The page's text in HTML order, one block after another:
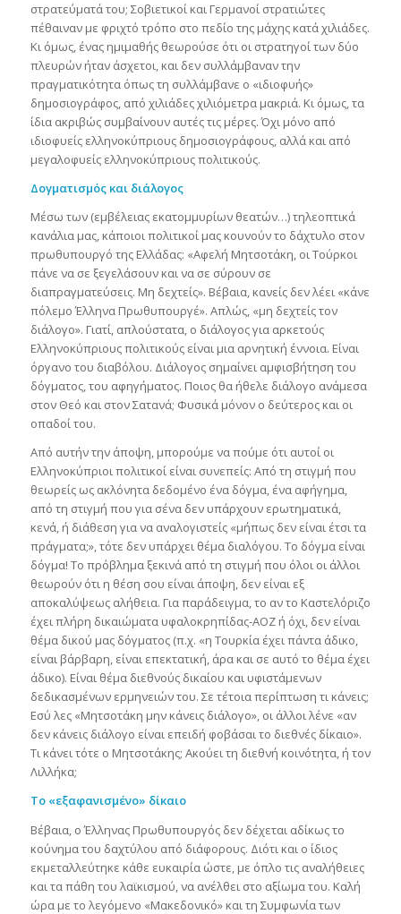
στρατεύματά του; Σοβιετικοί και Γερμανοί στρατιώτες
πέθαιναν με φριχτό τρόπο στο πεδίο της μάχης κατά χιλιάδες.
Κι όμως, ένας ημιμαθής θεωρούσε ότι οι στρατηγοί των δύο
πλευρών ήταν άσχετοι, και δεν συλλάμβαναν την
πραγματικότητα όπως τη συλλάμβανε ο «ιδιοφυής»
δημοσιογράφος, από χιλιάδες χιλιόμετρα μακριά. Κι όμως, τα
ίδια ακριβώς συμβαίνουν αυτές τις μέρες. Όχι μόνο από
ιδιοφυείς ελληνοκύπριους δημοσιογράφους, αλλά και από
μεγαλοφυείς ελληνοκύπριους πολιτικούς.
Δογματισμός και διάλογος
Μέσω των (εμβέλειας εκατομμυρίων θεατών…) τηλεοπτικά
κανάλια μας, κάποιοι πολιτικοί μας κουνούν το δάχτυλο στον
πρωθυπουργό της Ελλάδας: «Αφελή Μητσοτάκη, οι Τούρκοι
πάνε να σε ξεγελάσουν και να σε σύρουν σε
διαπραγματεύσεις. Μη δεχτείς». Βέβαια, κανείς δεν λέει «κάνε
πόλεμο Έλληνα Πρωθυπουργέ». Απλώς, «μη δεχτείς τον
διάλογο». Γιατί, απλούστατα, ο διάλογος για αρκετούς
Ελληνοκύπριους πολιτικούς είναι μια αρνητική έννοια. Είναι
όργανο του διαβόλου. Διάλογος σημαίνει αμφισβήτηση του
δόγματος, του αφηγήματος. Ποιος θα ήθελε διάλογο ανάμεσα
στον Θεό και στον Σατανά; Φυσικά μόνον ο δεύτερος και οι
οπαδοί του.
Από αυτήν την άποψη, μπορούμε να πούμε ότι αυτοί οι
Ελληνοκύπριοι πολιτικοί είναι συνεπείς: Από τη στιγμή που
θεωρείς ως ακλόνητα δεδομένο ένα δόγμα, ένα αφήγημα,
από τη στιγμή που για σένα δεν υπάρχουν ερωτηματικά,
κενά, ή διάθεση για να αναλογιστείς «μήπως δεν είναι έτσι τα
πράγματα;», τότε δεν υπάρχει θέμα διαλόγου. Το δόγμα είναι
δόγμα! Το πρόβλημα ξεκινά από τη στιγμή που όλοι οι άλλοι
θεωρούν ότι η θέση σου είναι άποψη, δεν είναι εξ
αποκαλύψεως αλήθεια. Για παράδειγμα, το αν το Καστελόριζο
έχει πλήρη δικαιώματα υφαλοκρηπίδας-ΑΟΖ ή όχι, δεν είναι
θέμα δικού μας δόγματος (π.χ. «η Τουρκία έχει πάντα άδικο,
είναι βάρβαρη, είναι επεκτατική, άρα και σε αυτό το θέμα έχει
άδικο). Είναι θέμα διεθνούς δικαίου και υφιστάμενων
δεδικασμένων ερμηνειών του. Σε τέτοια περίπτωση τι κάνεις;
Εσύ λες «Μητσοτάκη μην κάνεις διάλογο», οι άλλοι λένε «αν
δεν κάνεις διάλογο είναι επειδή φοβάσαι το διεθνές δίκαιο».
Τι κάνει τότε ο Μητσοτάκης; Ακούει τη διεθνή κοινότητα, ή τον
Λιλλήκα;
Το «εξαφανισμένο» δίκαιο
Βέβαια, ο Έλληνας Πρωθυπουργός δεν δέχεται αδίκως το
κούνημα του δαχτύλου από διάφορους. Διότι και ο ίδιος
εκμεταλλεύτηκε κάθε ευκαιρία ώστε, με όπλο τις αναλήθειες
και τα πάθη του λαϊκισμού, να ανέλθει στο αξίωμα του. Καλή
ώρα με το λεγόμενο «Μακεδονικό» και τη Συμφωνία των